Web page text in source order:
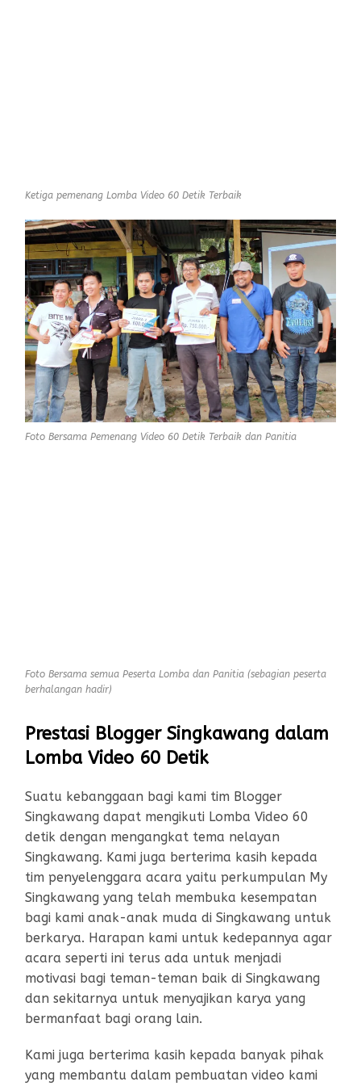
Ketiga pemenang Lomba Video 60 Detik Terbaik
Foto Bersama Pemenang Video 60 Detik Terbaik dan Panitia
Foto Bersama semua Peserta Lomba dan Panitia (sebagian peserta
berhalangan hadir)
Prestasi Blogger Singkawang dalam
Lomba Video 60 Detik
Suatu kebanggaan bagi kami tim Blogger
Singkawang dapat mengikuti Lomba Video 60
detik dengan mengangkat tema nelayan
Singkawang. Kami juga berterima kasih kepada
tim penyelenggara acara yaitu perkumpulan My
Singkawang yang telah membuka kesempatan
bagi kami anak-anak muda di Singkawang untuk
berkarya. Harapan kami untuk kedepannya agar
acara seperti ini terus ada untuk menjadi
motivasi bagi teman-teman baik di Singkawang
dan sekitarnya untuk menyajikan karya yang
bermanfaat bagi orang lain.
Kami juga berterima kasih kepada banyak pihak
yang membantu dalam pembuatan video kami